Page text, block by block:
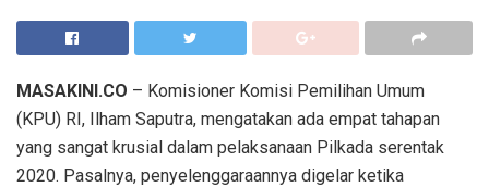
MASAKINI.CO – Komisioner Komisi Pemilihan Umum
(KPU) RI, Ilham Saputra, mengatakan ada empat tahapan
yang sangat krusial dalam pelaksanaan Pilkada serentak
2020. Pasalnya, penyelenggaraannya digelar ketika